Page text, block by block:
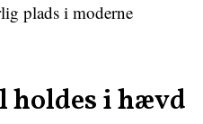
plads i moderne
holdes i hævd